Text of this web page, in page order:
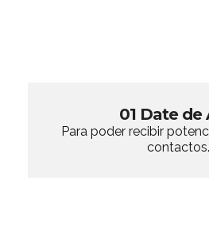
01 Date de
Para poder recibir
contactos.